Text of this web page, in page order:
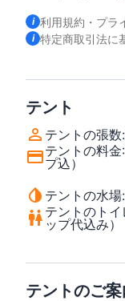
利用規約・プラ
特定商取引法に
テント
テントの張数:
テントの料金:
プ込）
テントの水場:
テントのトイ
ップ代込み）
テントのご案